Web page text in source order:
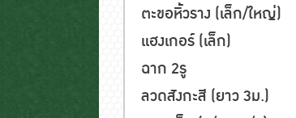
ตะขอหิ้วราง (เล็ก/ใหญ่)
แฮงเกอร์ (เล็ก)
ฉาก 2รู
ลวดสังกะสี (ยาว 3ม.)